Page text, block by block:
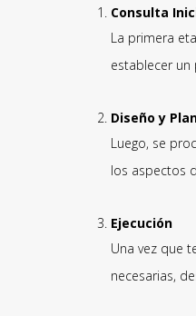
Consulta
La primera
establecer
Diseño y
Luego, se
los aspectos
Ejecución
Una vez que
necesarias,